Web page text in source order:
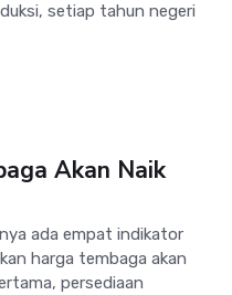
setiap tahun negeri
Akan Naik
ada empat indikator
harga tembaga akan
persediaan